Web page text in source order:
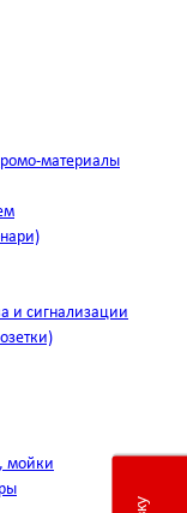
материалы
и сигнализации
мойки